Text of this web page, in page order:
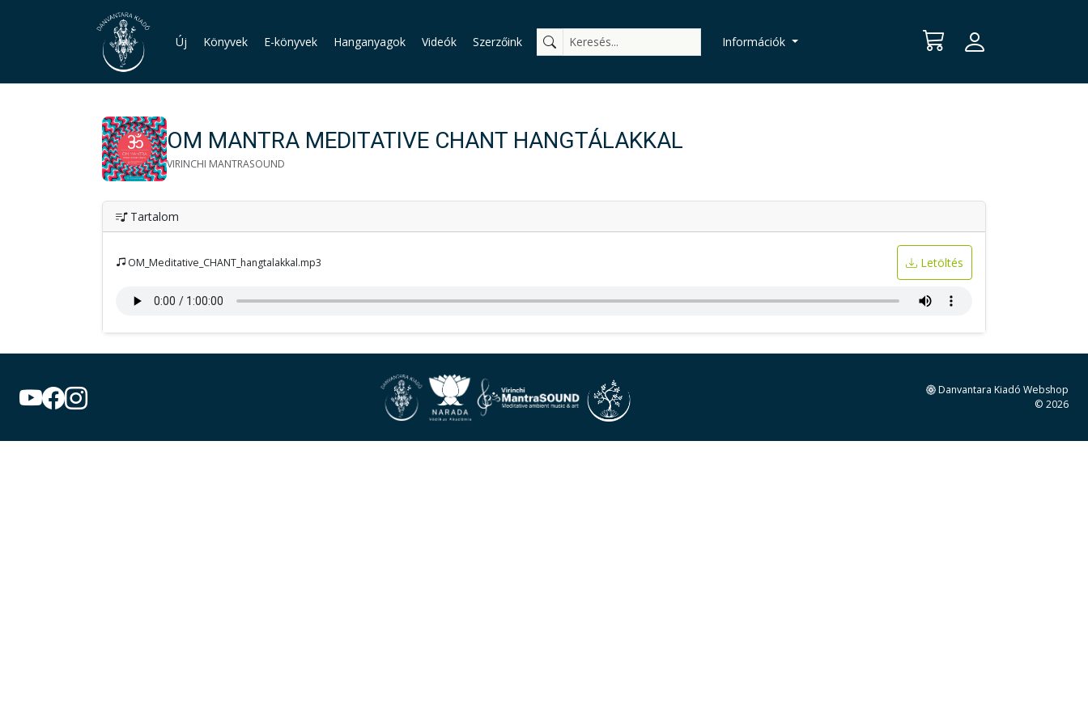
Új Könyvek E-könyvek Hanganyagok Videók Szerzőink Információk
OM MANTRA MEDITATIVE CHANT HANGTÁLAKKAL
VIRINCHI MANTRASOUND
Tartalom
OM_Meditative_CHANT_hangtalakkal.mp3 Letöltés
Danvantara Kiadó Webshop
© 2026